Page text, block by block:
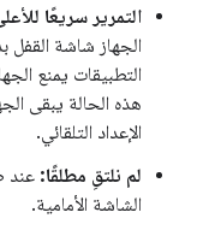
التمرير سريعًا
الجهاز شاشة القفل
التطبيقات يمنع
هذه الحالة يبقى
الإعداد التلقائي.
لم نلتقِ مطلقًا: عند
الشاشة الأمامية.